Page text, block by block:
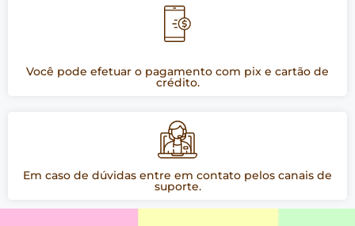
Você pode efetuar o pagamento com pix e cartão de
crédito.
Em caso de dúvidas entre em contato pelos canais de
suporte.